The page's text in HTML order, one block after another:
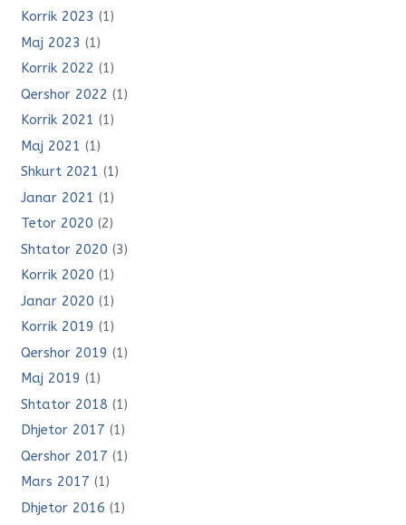
Korrik 2023 (1)
Maj 2023 (1)
Korrik 2022 (1)
Qershor 2022 (1)
Korrik 2021 (1)
Maj 2021 (1)
Shkurt 2021 (1)
Janar 2021 (1)
Tetor 2020 (2)
Shtator 2020 (3)
Korrik 2020 (1)
Janar 2020 (1)
Korrik 2019 (1)
Qershor 2019 (1)
Maj 2019 (1)
Shtator 2018 (1)
Dhjetor 2017 (1)
Qershor 2017 (1)
Mars 2017 (1)
Dhjetor 2016 (1)